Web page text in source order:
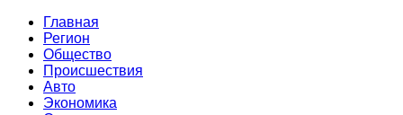
Главная
Регион
Общество
Происшествия
Авто
Экономика